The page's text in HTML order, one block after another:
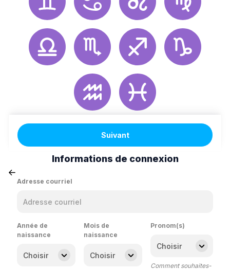
Suivant
Informations de connexion
Adresse courriel
Année de
naissance
Mois de
naissance
Pronom(s)
Comment souhaites-